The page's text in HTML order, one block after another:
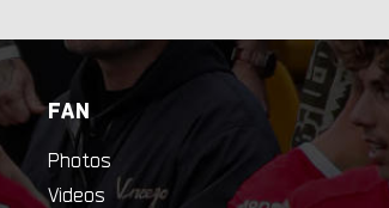
FAN
Photos
Videos